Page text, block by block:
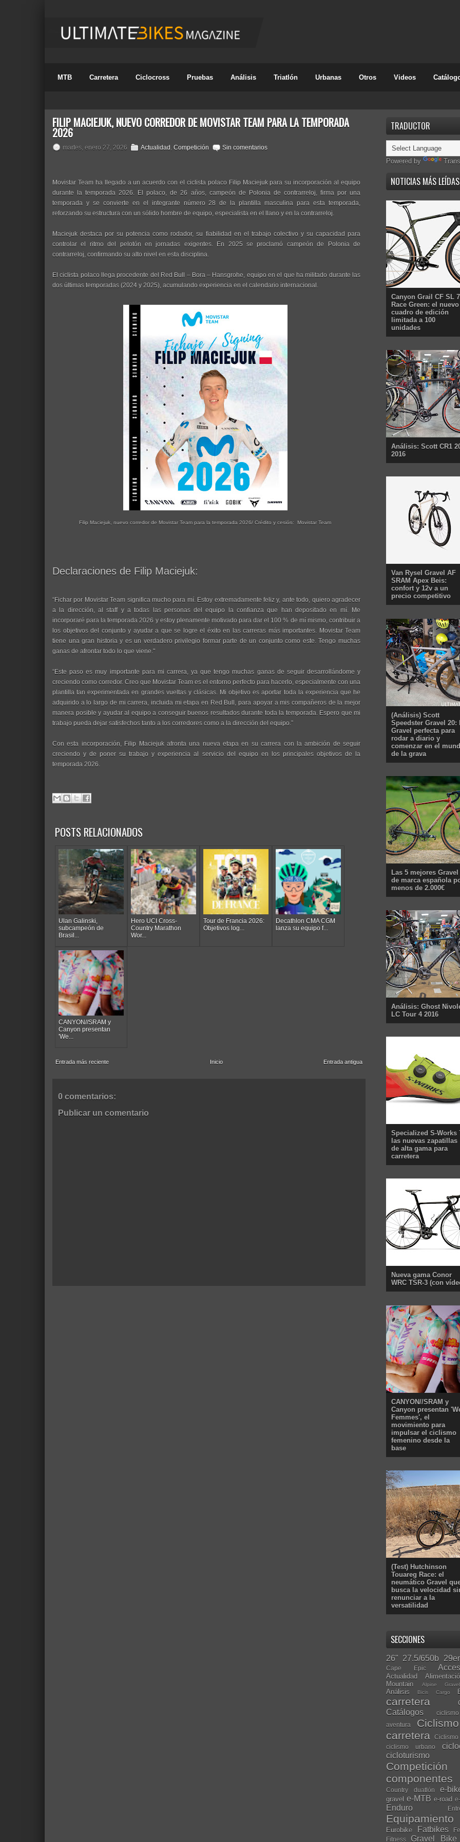
MTB Carretera Ciclocross Pruebas Análisis Triatlón Urbanas Otros Videos
FILIP MACIEJUK, NUEVO CORREDOR DE MOVISTAR TEAM PARA LA TEMPORADA
2026
martes, enero 27, 2026 Actualidad , Competición Sin comentarios
Movistar Team ha llegado a un acuerdo con el ciclista polaco Filip Maciejuk para su incorporación al equipo
durante la temporada 2026. El polaco, de 26 años, campeón de Polonia de contrarreloj, firma por una
temporada y se convierte en el integrante número 28 de la plantilla masculina para esta temporada,
reforzando su estructura con un sólido hombre de equipo, especialista en el llano y en la contrarreloj.
Maciejuk destaca por su potencia como rodador, su fiabilidad en el trabajo colectivo y su capacidad para
controlar el ritmo del pelotón en jornadas exigentes. En 2025 se proclamó campeón de Polonia de
contrarreloj, confirmando su alto nivel en esta disciplina.
El ciclista polaco llega procedente del Red Bull – Bora – Hansgrohe, equipo en el que ha militado durante las
dos últimas temporadas (2024 y 2025), acumulando experiencia en el calendario internacional.
Filip Maciejuk, nuevo corredor de Movistar Team para la temporada 2026/ Crédito y cesión: Movistar Team
Declaraciones de Filip Maciejuk:
“Fichar por Movistar Team significa mucho para mí. Estoy extremadamente feliz y, ante todo, quiero agradecer
a la dirección, al staff y a todas las personas del equipo la confianza que han depositado en mí. Me
incorporaré para la temporada 2026 y estoy plenamente motivado para dar el 100 % de mí mismo, contribuir a
los objetivos del conjunto y ayudar a que se logre el éxito en las carreras más importantes. Movistar Team
tiene una gran historia y es un verdadero privilegio formar parte de un conjunto como este. Tengo muchas
ganas de afrontar todo lo que viene."
“Este paso es muy importante para mi carrera, ya que tengo muchas ganas de seguir desarrollándome y
creciendo como corredor. Creo que Movistar Team es el entorno perfecto para hacerlo, especialmente con una
plantilla tan experimentada en grandes vueltas y clásicas. Mi objetivo es aportar toda la experiencia que he
adquirido a lo largo de mi carrera, incluida mi etapa en Red Bull, para apoyar a mis compañeros de la mejor
manera posible y ayudar al equipo a conseguir buenos resultados durante toda la temporada. Espero que mi
trabajo pueda dejar satisfechos tanto a los corredores como a la dirección del equipo.”
Con esta incorporación, Filip Maciejuk afronta una nueva etapa en su carrera con la ambición de seguir
creciendo y de poner su trabajo y experiencia al servicio del equipo en los principales objetivos de la
temporada 2026.
POSTS RELACIONADOS
Ulan Galinski,
subcampeón de
Brasil...
Hero UCI Cross-
Country Marathon
Wor...
Tour de Francia 2026:
Objetivos log...
Decathlon CMA CGM
lanza su equipo f...
CANYON//SRAM y
Canyon presentan
'We...
Entrada más reciente Entrada antigua
Inicio
0 comentarios:
Publicar un comentario
TRADUCTOR
Powered by
NOTICIAS MÁS LEÍDAS
Canyon Grail CF SL 7
Race Green: el nuevo
cuadro de edición
limitada a 100
unidades
Análisis: Scott CR1
2016
Van Rysel Gravel AF
SRAM Apex Beis:
confort y 12v a un
precio competitivo
(Análisis) Scott
Speedster Gravel 20:
Gravel perfecta para
rodar a diario y
comenzar en el
de la grava
Las 5 mejores Gravel
de marca española
menos de 2.000€
Análisis: Ghost
LC Tour 4 2016
Specialized S-Works
las nuevas zapatillas
de alta gama para
carretera
Nueva gama Conor
WRC TSR-3 (con
CANYON//SRAM y
Canyon presentan
Femmes', el
movimiento para
impulsar el ciclismo
femenino desde la
base
(Test) Hutchinson
Touareg Race: el
neumático Gravel
busca la velocidad
renunciar a la
versatilidad
SECCIONES
26" 27.5/650b 29er
Cape Epic
Actualidad
Mountain
Alpine
Análisis Bicis Cargo
carretera
Catálogos
aventura
carretera
Ciclismo
ciclismo urbano
cicloturismo
Competición
componentes
Country duatlón e-
gravel e-MTB e-road
Enduro
Equipamiento
Eurobike Fatbikes
Fitness
Gravel Bike